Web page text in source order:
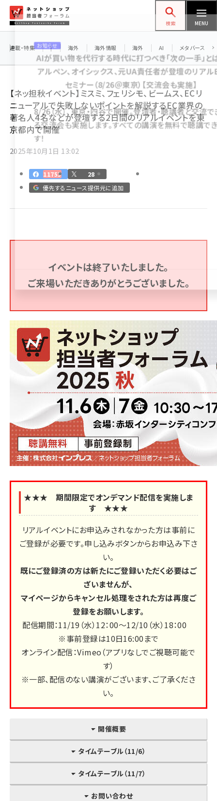
ン
ネットショップ担当者フォーラム
検索 MENU
amazon (2245)
yahoo (1900)
アスクル (1118)
連載・特集 | 海外 海外情報 海外 AI メタバース
【ネッ担秋イベント】ミスミ、フェリシモ、ビームス、ECリ
ニューアルで失敗しないポイントを解説するEC業界の
著名人4名などが登壇する2日間のリアルイベントを東
京都内で開催
2025年10月1日 13:02
11753
28
優先するニュース提供元に追加
イベントは終了いたしました。
ご来場いただきありがとうございました。
★★★ 期間限定でオンデマンド配信を実施しま
す ★★★
リアルイベントにお申込みされなかった方は事前に
ご登録が必要です。申し込みボタンからお申込み下さ
い。
既にご登録済の方は新たにご登録いただく必要はご
ざいませんが、
マイページからキャンセル処理をされた方は再度ご
登録をお願いします。
配信期間：11/19（水）12：00～12/10（水）18：00
※事前登録は10日16:00まで
オンライン配信：Vimeo（アプリなしでご視聴可能で
す）
※一部、配信のない講演がございます、ご了承くださ
い。
開催概要
タイムテーブル（11/6）
タイムテーブル（11/7）
お問い合わせ
お知らせ
AIが買い物を代行する時代に打つべき「次の一手」と
アルペン、オイシックス、元UA責任者が登壇のリア
セミナー（8/26＠東京）【交流会も実施】
8/26（水）、東京・四谷で開催。登壇者・聴講者と交流
る交流会も実施します。すべての講演を無料で聴講で
す！
参加登録はこちら↑